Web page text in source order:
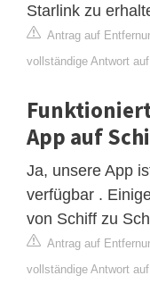
Starlink zu
Antrag auf
vollständige Antwort
App auf
Ja, unsere App
verfügbar .
von Schiff zu
Antrag auf
vollständige Antwort